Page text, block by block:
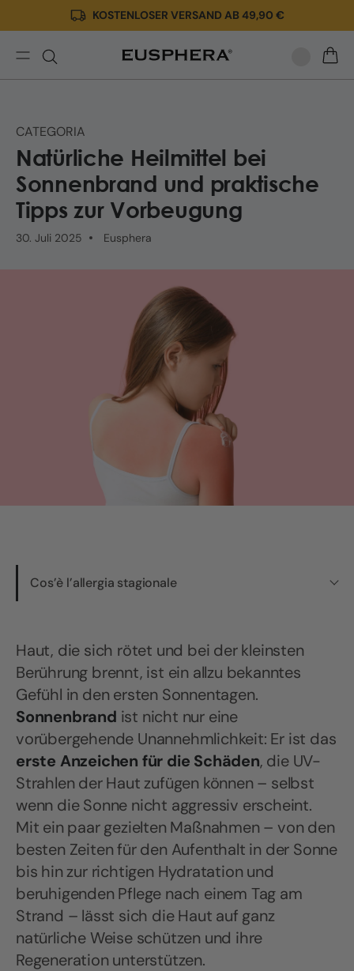
zum
Inhalt
KOSTENLOSER VERSAND AB 49,90 €
CATEGORIA
Natürliche Heilmittel bei
Sonnenbrand und praktische
Tipps zur Vorbeugung
30. Juli 2025 Eusphera
Cos’è l’allergia stagionale
Haut, die sich rötet und bei der kleinsten
Berührung brennt, ist ein allzu bekanntes
Gefühl in den ersten Sonnentagen.
Sonnenbrand ist nicht nur eine
vorübergehende Unannehmlichkeit: Er ist das
erste Anzeichen für die Schäden, die UV-
Strahlen der Haut zufügen können – selbst
wenn die Sonne nicht aggressiv erscheint.
Mit ein paar gezielten Maßnahmen – von den
besten Zeiten für den Aufenthalt in der Sonne
bis hin zur richtigen Hydratation und
beruhigenden Pflege nach einem Tag am
Strand – lässt sich die Haut auf ganz
natürliche Weise schützen und ihre
Regeneration unterstützen.